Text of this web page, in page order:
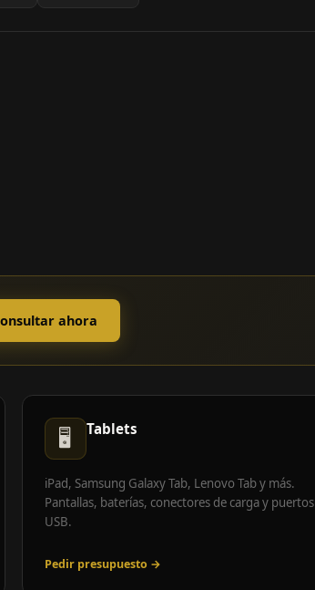
ahora
🖥️ Tablets
iPad, Samsung Galaxy Tab, Lenovo Tab y más.
Pantallas, baterías, conectores de carga y puertos
USB.
Pedir presupuesto →